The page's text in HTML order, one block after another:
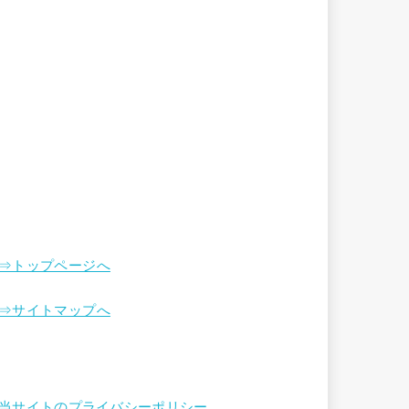
⇒トップページへ
⇒サイトマップへ